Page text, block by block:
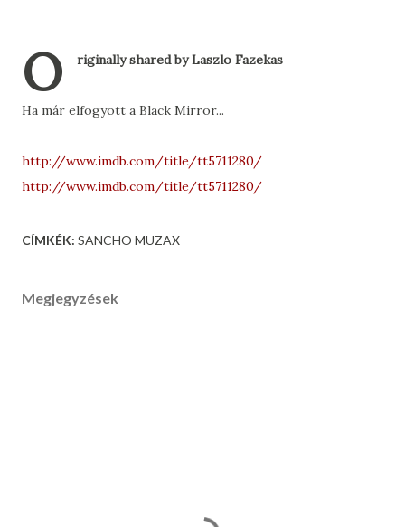
O riginally shared by Laszlo Fazekas
Ha már elfogyott a Black Mirror...
http://www.imdb.com/title/tt5711280/
http://www.imdb.com/title/tt5711280/
CÍMKÉK: SANCHO MUZAX
Megjegyzések